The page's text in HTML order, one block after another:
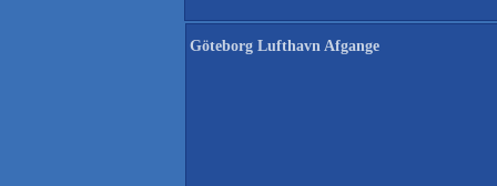
Göteborg Lufthavn Afgange